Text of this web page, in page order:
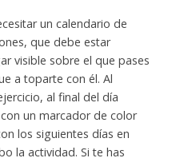
un calendario de
que debe estar
visible sobre el que pases
a toparte con él. Al
al final del día
un marcador de color
los siguientes días en
la actividad. Si te has